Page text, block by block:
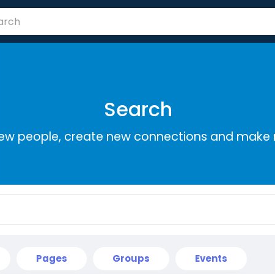
Search
people, create new connections and make
Pages Groups Events